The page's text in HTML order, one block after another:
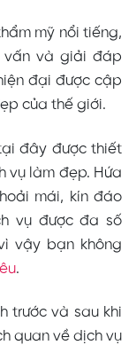
mỹ nổi tiếng,
vấn và giải đáp
đại được cập
của thế giới.
đây được thiết
vụ làm đẹp. Hứa
mái, kín đáo
vụ được đa số
vậy bạn không
.
trước và sau khi
quan về dịch vụ